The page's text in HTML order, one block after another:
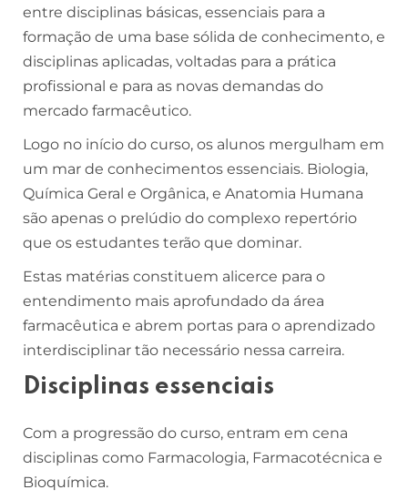
entre disciplinas básicas, essenciais para a
formação de uma base sólida de conhecimento, e
disciplinas aplicadas, voltadas para a prática
profissional e para as novas demandas do
mercado farmacêutico.
Logo no início do curso, os alunos mergulham em
um mar de conhecimentos essenciais. Biologia,
Química Geral e Orgânica, e Anatomia Humana
são apenas o prelúdio do complexo repertório
que os estudantes terão que dominar.
Estas matérias constituem alicerce para o
entendimento mais aprofundado da área
farmacêutica e abrem portas para o aprendizado
interdisciplinar tão necessário nessa carreira.
Disciplinas essenciais
Com a progressão do curso, entram em cena
disciplinas como Farmacologia, Farmacotécnica e
Bioquímica.